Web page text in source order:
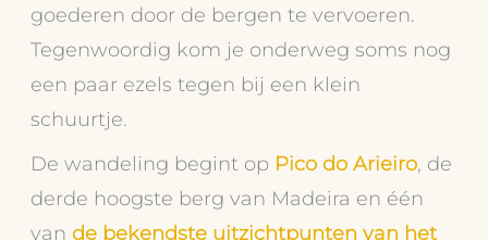
goederen door de bergen te vervoeren.
Tegenwoordig kom je onderweg soms nog
een paar ezels tegen bij een klein
schuurtje.
De wandeling begint op Pico do Arieiro, de
derde hoogste berg van Madeira en één
van de bekendste uitzichtpunten van het